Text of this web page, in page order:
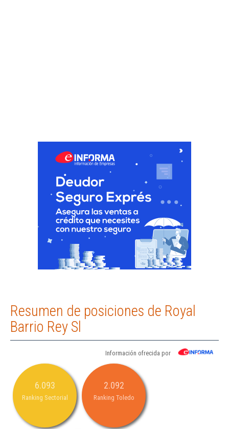
Resumen de posiciones de Royal
Barrio Rey Sl
Información ofrecida por
6.093
Ranking Sectorial
2.092
Ranking Toledo